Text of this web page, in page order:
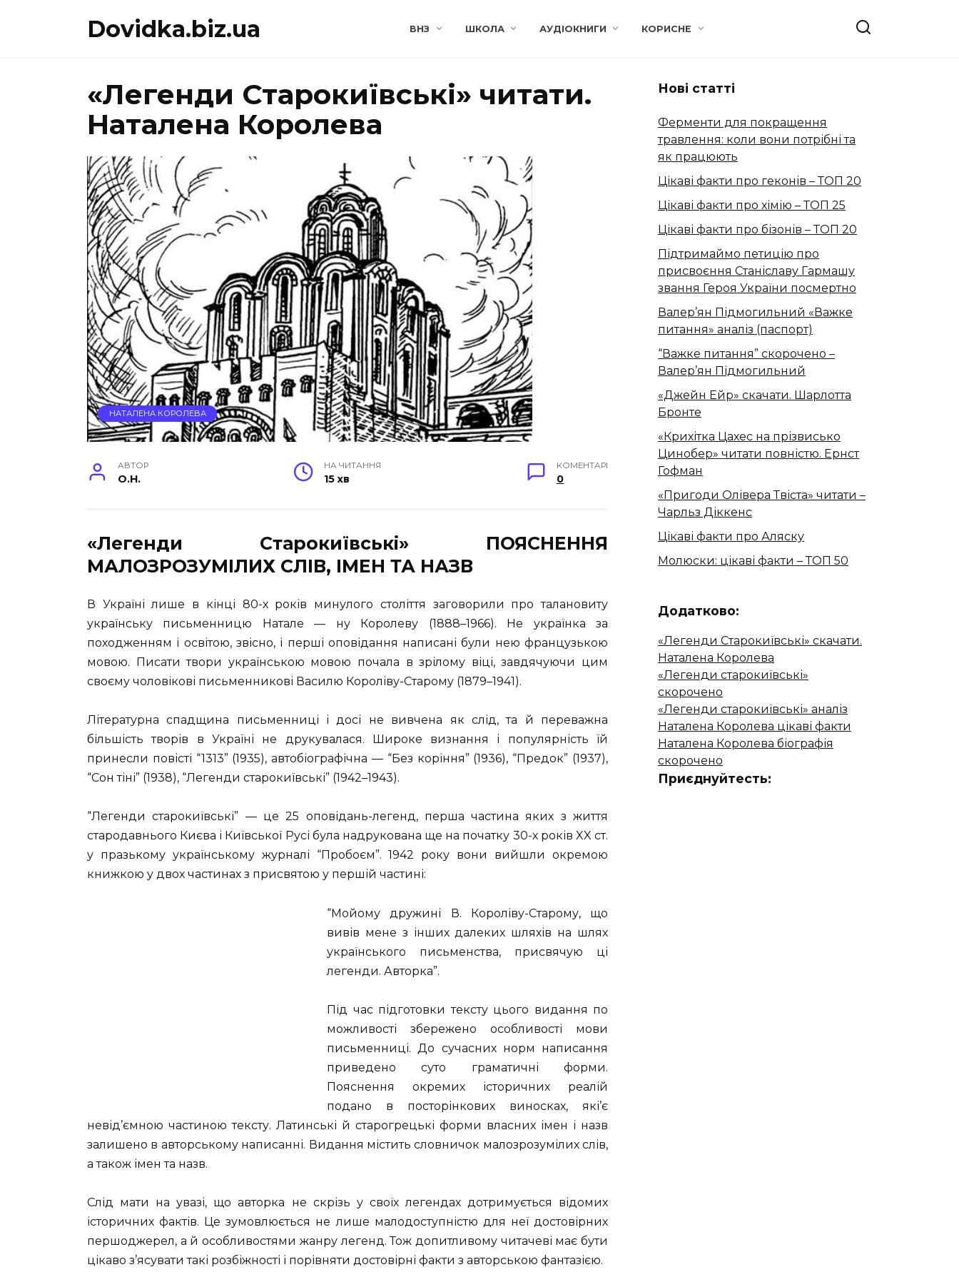
Dovidka.biz.ua ВНЗ ШКОЛА АУДІОКНИГИ КОРИСНЕ
«Легенди Старокиївські» читати.
Наталена Королева
НАТАЛЕНА КОРОЛЕВА
АВТОР
O.H.
НА ЧИТАННЯ
15 хв
КОМЕНТАРІ
0
«Легенди Старокиївські» ПОЯСНЕННЯ
МАЛОЗРОЗУМІЛИХ СЛІВ, ІМЕН ТА НАЗВ
В Україні лише в кінці 80-х років минулого століття заговорили про талановиту
українську письменницю Натале — ну Королеву (1888–1966). Не українка за
походженням і освітою, звісно, і перші оповідання написані були нею французькою
мовою. Писати твори українською мовою почала в зрілому віці, завдячуючи цим
своєму чоловікові письменникові Василю Короліву-Старому (1879–1941).
Літературна спадщина письменниці і досі не вивчена як слід, та й переважна
більшість творів в Україні не друкувалася. Широке визнання і популярність їй
принесли повісті “1313” (1935), автобіографічна — “Без коріння” (1936), “Предок” (1937),
“Сон тіні” (1938), “Легенди старокиївські” (1942–1943).
“Легенди старокиївські” — це 25 оповідань-легенд, перша частина яких з життя
стародавнього Києва і Київської Русі була надрукована ще на початку 30-х років XX ст.
у празькому українському журналі “Пробоєм”. 1942 року вони вийшли окремою
книжкою у двох частинах з присвятою у першій частині:
“Мойому дружині В. Короліву-Старому, що
вивів мене з інших далеких шляхів на шлях
українського письменства, присвячую ці
легенди. Авторка”.
Під час підготовки тексту цього видання по
можливості збережено особливості мови
письменниці. До сучасних норм написання
приведено суто граматичні форми.
Пояснення окремих історичних реалій
подано в посторінкових виносках, які’є
невід’ємною частиною тексту. Латинські й старогрецькі форми власних імен і назв
залишено в авторському написанні. Видання містить словничок малозрозумілих слів,
а також імен та назв.
Слід мати на увазі, що авторка не скрізь у своїх легендах дотримується відомих
історичних фактів. Це зумовлюється не лише малодоступністю для неї достовірних
першоджерел, а й особливостями жанру легенд. Тож допитливому читачеві має бути
цікаво з’ясувати такі розбіжності і порівняти достовірні факти з авторською фантазією.
Нові статті
Ферменти для покращення
травлення: коли вони потрібні та
як працюють
Цікаві факти про геконів – ТОП 20
Цікаві факти про хімію – ТОП 25
Цікаві факти про бізонів – ТОП 20
Підтримаймо петицію про
присвоєння Станіславу Гармашу
звання Героя України посмертно
Валер’ян Підмогильний «Важке
питання» аналіз (паспорт)
“Важке питання” скорочено –
Валер’ян Підмогильний
«Джейн Ейр» скачати. Шарлотта
Бронте
«Крихітка Цахес на прізвисько
Цинобер» читати повністю. Ернст
Гофман
«Пригоди Олівера Твіста» читати –
Чарльз Діккенс
Цікаві факти про Аляску
Молюски: цікаві факти – ТОП 50
Додатково:
«Легенди Старокиївські» скачати.
Наталена Королева
«Легенди старокиївські»
скорочено
«Легенди старокиївські» аналіз
Наталена Королева цікаві факти
Наталена Королева біографія
скорочено
Приєднуйтесть: